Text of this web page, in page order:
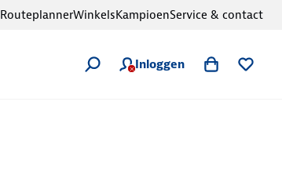
Inloggen
RouteplannerWinkelsKampioenService & contact